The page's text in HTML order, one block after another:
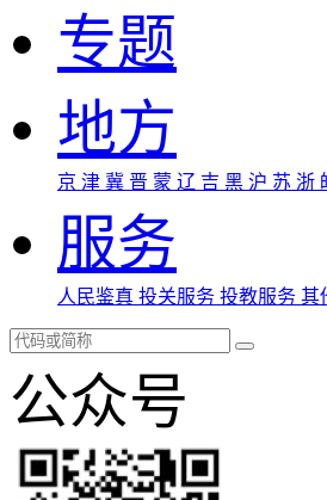
专题
地方
京 津 冀 晋 蒙 辽 吉 黑 沪 苏 浙
服务
人民鉴真 投关服务 投教服务 其
公众号